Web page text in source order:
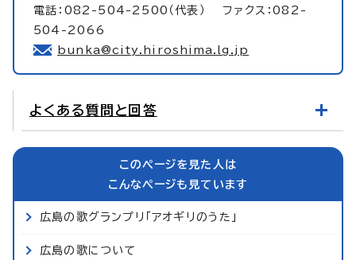
電話：082-504-2500（代表） ファクス：082-
504-2066
bunka@city.hiroshima.lg.jp
よくある質問と回答
このページを見た人は
こんなページも見ています
広島の歌グランプリ「アオギリのうた」
広島の歌について